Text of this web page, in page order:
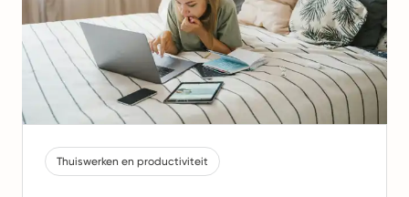
Thuiswerken en productiviteit